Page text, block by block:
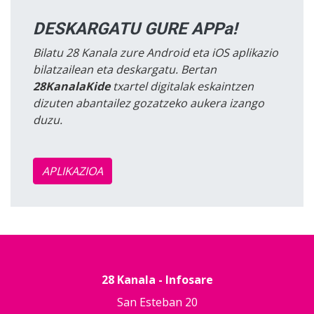
DESKARGATU GURE APPa!
Bilatu 28 Kanala zure Android eta iOS aplikazio
bilatzailean eta deskargatu. Bertan
28KanalaKidetxartel digitalak eskaintzen
dizuten abantailez gozatzeko aukera izango
duzu.
APLIKAZIOA
28 Kanala - Infosare
San Esteban 20